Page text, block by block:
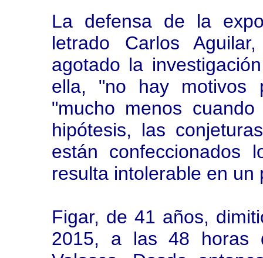
La defensa de la
letrado Carlos
agotado la
ella, "no hay motivos
"mucho menos
hipótesis, las
están confeccionados
resulta intolerable en
Figar, de 41 años,
2015, a las 48 horas